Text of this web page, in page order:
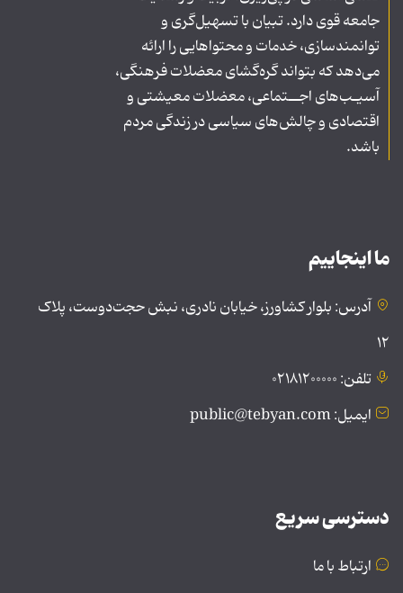
جامعه قوی دارد. تبیان با تسهیل‌گری و
توانمندسازی، خدمات و محتواهایی را ارائه
می‌دهد که بتواند گره‌گشای معضلات فرهنگی،
آسیـب‌های اجــتماعی، معضلات معیشتی و
اقتصادی و چالش‌های سیاسی در زندگی مردم
باشد.
ما اینجاییم
آدرس: بلوار کشاورز، خیابان نادری، نبش حجت‌دوست، پلاک
۱۲
تلفن: ۰۲۱۸۱۲۰۰۰۰۰
ایمیل: public@tebyan.com
دسترسی سریع
ارتباط با ما